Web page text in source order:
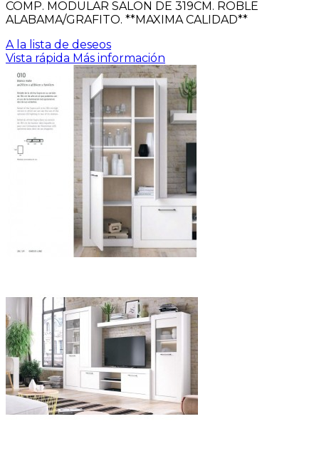
COMP. MODULAR SALON DE 319CM. ROBLE
ALABAMA/GRAFITO. **MAXIMA CALIDAD**
A la lista de deseos
Vista rápida Más información